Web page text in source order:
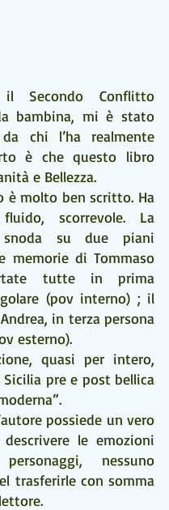
Secondo Conflitto
bambina, mi è stato
chi l’ha realmente
è che questo libro
e Bellezza.
è molto ben scritto. Ha
scorrevole. La
su due piani
memorie di Tommaso
tutte in prima
(pov interno) ; il
in terza persona
esterno).
quasi per intero,
pre e post bellica
possiede un vero
le emozioni
nessuno
trasferirle con somma